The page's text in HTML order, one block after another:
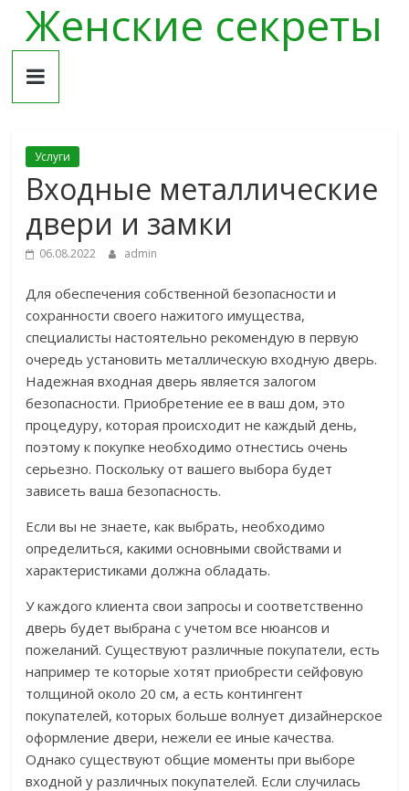
Skip
content
Женские секреты
Услуги
Входные металлические
двери и замки
06.08.2022 admin
Для обеспечения собственной безопасности и
сохранности своего нажитого имущества,
специалисты настоятельно рекомендую в первую
очередь установить металлическую входную дверь.
Надежная входная дверь является залогом
безопасности. Приобретение ее в ваш дом, это
процедуру, которая происходит не каждый день,
поэтому к покупке необходимо отнестись очень
серьезно. Поскольку от вашего выбора будет
зависеть ваша безопасность.
Если вы не знаете, как выбрать, необходимо
определиться, какими основными свойствами и
характеристиками должна обладать.
У каждого клиента свои запросы и соответственно
дверь будет выбрана с учетом все нюансов и
пожеланий. Существуют различные покупатели, есть
например те которые хотят приобрести сейфовую
толщиной около 20 см, а есть контингент
покупателей, которых больше волнует дизайнерское
оформление двери, нежели ее иные качества.
Однако существуют общие моменты при выборе
входной у различных покупателей. Если случилась